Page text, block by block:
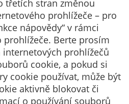
třetích stran změnou
prohlížeče – pro
nápovědy“ v rámci
Berte prosím
internetových prohlížečů
cookie, a pokud si
cookie používat, může být
aktivně blokovat či
o používání souborů